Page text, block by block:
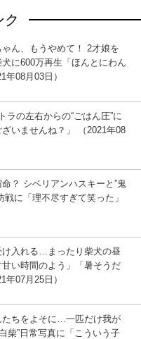
ク
ゃん、もうやめて！ 2才娘を
に600万再生「ほんとにわん
年08月03日）
ラの左右からの“ごはん圧”に
ざいませんね？」 （2021年08
？ シベリアンハスキーと”鬼
戦に「理不尽すぎて笑った」
け入れる…まったり柴犬の昼
い時間のよう」「暑そうだ
年07月25日）
たちをよそに…一匹だけ我が
柴”日常写真に「こういう子